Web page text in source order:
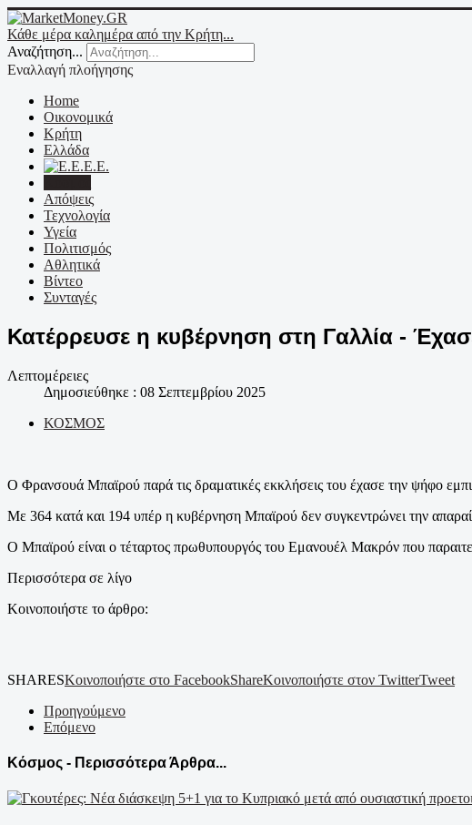
Κάθε μέρα καλημέρα από την Κρήτη...
Αναζήτηση...
Εναλλαγή πλοήγησης
Home
Οικονομικά
Κρήτη
Ελλάδα
Ε.Ε.
Απόψεις
Τεχνολογία
Υγεία
Πολιτισμός
Αθλητικά
Βίντεο
Συνταγές
Κατέρρευσε η κυβέρνηση στη Γαλλία -
Λεπτομέρειες
Δημοσιεύθηκε : 08 Σεπτεμβρίου 2025
ΚΟΣΜΟΣ
Ο Φρανσουά Μπαϊρού παρά τις δραματικές εκκλήσεις του έχασε την ψήφο
Με 364 κατά και 194 υπέρ η κυβέρνηση Μπαϊρού δεν συγκεντρώνει την
Ο Μπαϊρού είναι ο τέταρτος πρωθυπουργός του Εμανουέλ Μακρόν που
Περισσότερα σε λίγο
Κοινοποιήστε το άρθρο:
SHARESΚοινοποιήστε στο FacebookShareΚοινοποιήστε στον TwitterTweet
Προηγούμενο
Επόμενο
Κόσμος - Περισσότερα Άρθρα...